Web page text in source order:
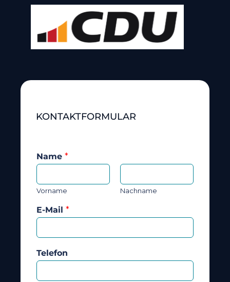
KONTAKTFORMULAR
Name *
Vorname Nachname
E-Mail *
Telefon